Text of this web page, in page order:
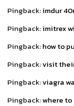
Pingback:imdur
Pingback:imitrex
Pingback:how to
Pingback:visit
Pingback:viagra
Pingback:where to